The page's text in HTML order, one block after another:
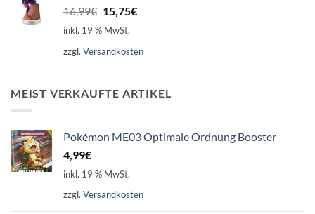
16,99€ Ursprünglicher
Preis
16,99€
15,75€Aktueller
15,75€.
inkl. 19 % MwSt.
zzgl. Versandkosten
MEIST VERKAUFTE ARTIKEL
Pokémon ME03 Optimale Ordnung Booster
4,99€
inkl. 19 % MwSt.
zzgl. Versandkosten